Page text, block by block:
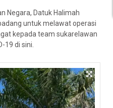
Negara, Datuk Halimah
untuk melawat operasi
kepada team sukarelawan
19 di sini.